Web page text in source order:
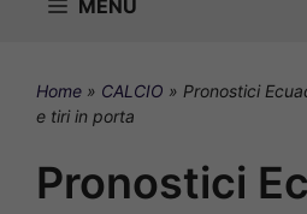
MENU
Home » CALCIO » Pronostici
e tiri in porta
Pronostici